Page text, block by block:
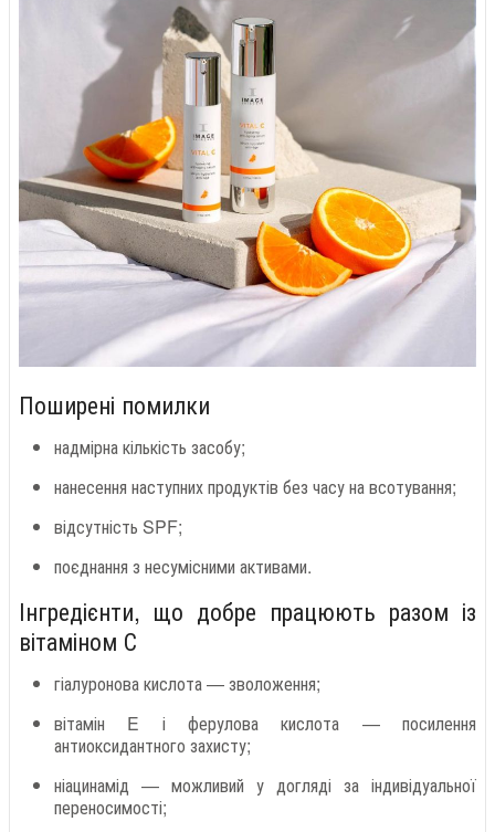
Поширені помилки
надмірна кількість засобу;
нанесення наступних продуктів без часу на всотування;
відсутність SPF;
поєднання з несумісними активами.
Інгредієнти, що добре працюють разом із
вітаміном С
гіалуронова кислота — зволоження;
вітамін E і ферулова кислота — посилення
антиоксидантного захисту;
ніацинамід — можливий у догляді за індивідуальної
переносимості;